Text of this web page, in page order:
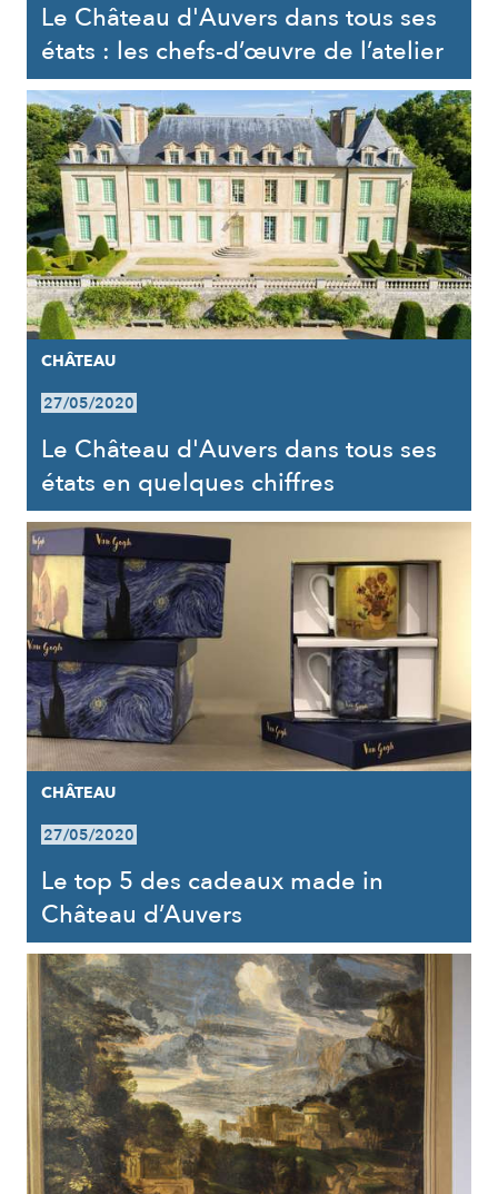
Le Château d'Auvers dans tous ses
états : les chefs-d’œuvre de l’atelier
CHÂTEAU
27/05/2020
Le Château d'Auvers dans tous ses
états en quelques chiffres
CHÂTEAU
27/05/2020
Le top 5 des cadeaux made in
Château d’Auvers